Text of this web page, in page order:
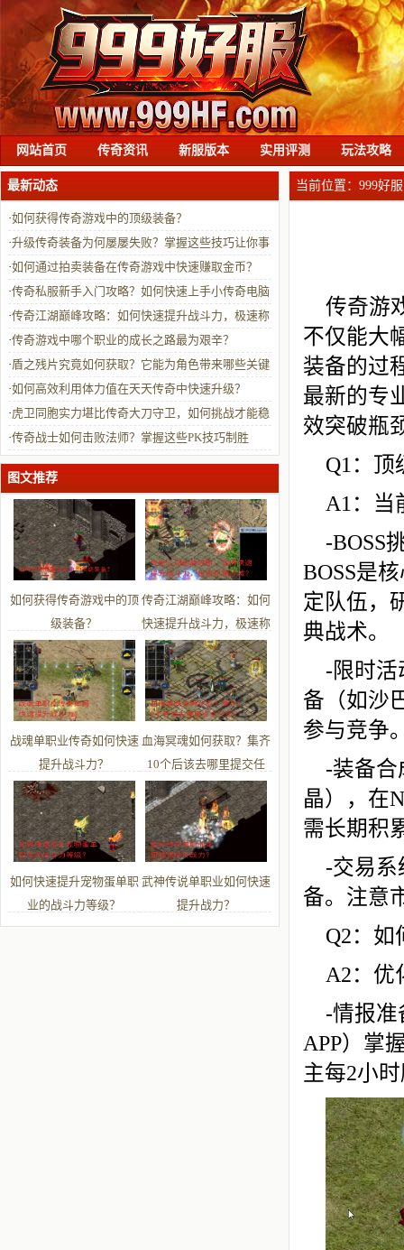
网站首页 传奇资讯 新服版本 实用评测 玩法攻略
当前位置： 999好服
传奇游
不仅能大
装备的过
最新的专
效突破瓶
Q1：顶
A1：当
-BOSS
BOSS是
定队伍，
典战术。
-限时活
备（如沙
参与竞争
-装备合
晶），在
需长期积
-交易系
备。注意
Q2：如
A2：优
-情报准
APP）掌
主每2小
最新动态
·如何获得传奇游戏中的顶级装备？
·升级传奇装备为何屡屡失败？掌握这些技巧让你事
半功倍
·如何通过拍卖装备在传奇游戏中快速赚取金币？
·传奇私服新手入门攻略？如何快速上手小传奇电脑
版在线玩？
·传奇江湖巅峰攻略：如何快速提升战斗力，极速称
霸沙城？
·传奇游戏中哪个职业的成长之路最为艰辛？
·盾之残片究竟如何获取？它能为角色带来哪些关键
属性提升？
·如何高效利用体力值在天天传奇中快速升级？
·虎卫同胞实力堪比传奇大刀守卫，如何挑战才能稳
操胜券？
·传奇战士如何击败法师？掌握这些PK技巧制胜
图文推荐
如何获得传奇游戏中的顶
级装备？
传奇江湖巅峰攻略：如何
快速提升战斗力，极速称
霸沙城？
战魂单职业传奇如何快速
提升战斗力？
血海冥魂如何获取？集齐
10个后该去哪里提交任
务？
如何快速提升宠物蛋单职
业的战斗力等级？
武神传说单职业如何快速
提升战力？